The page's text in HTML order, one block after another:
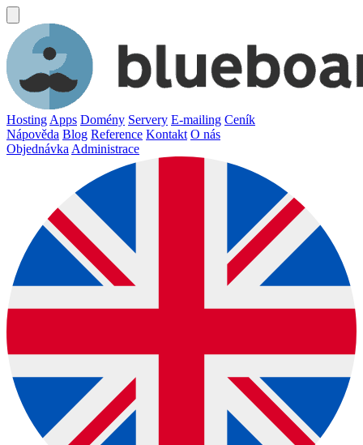
Hosting Apps Domény Servery E-mailing Ceník
Nápověda Blog Reference Kontakt O nás
Objednávka Administrace